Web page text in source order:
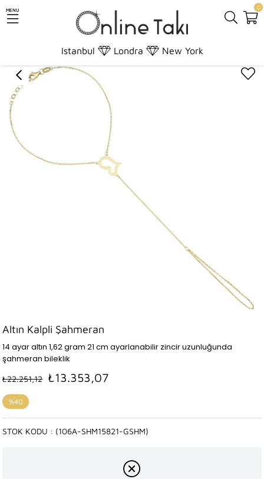
MENU
Istanbul Londra New York
0
Şahmeran Altın Kalpli Şahmeran
Altın Kalpli Şahmeran
14 ayar altın 1,62 gram 21 cm ayarlanabilir zincir uzunluğunda
şahmeran bileklik
₺22.251,12 ₺13.353,07
%40
İndirim
(106A-SHM15821-GSHM)
STOK KODU